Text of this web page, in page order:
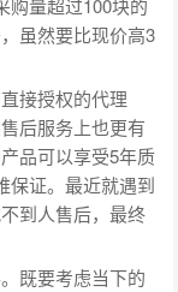
购量超过100块的
虽然要比现价高3
接授权的代理
后服务上也更有
品可以享受5年质
保证。最近就遇到
到人售后，最终
既要考虑当下的